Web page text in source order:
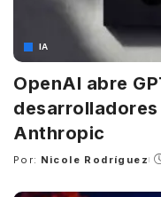
IA
OpenAI abre
Anthropic
Posted
Por: Nicole Rodríguez